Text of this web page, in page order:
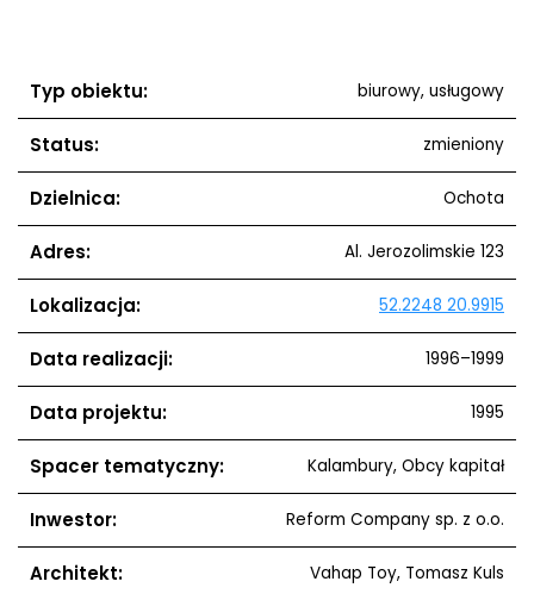
Typ obiektu: biurowy, usługowy
Status: zmieniony
Dzielnica: Ochota
Adres: Al. Jerozolimskie 123
Lokalizacja: 52.2248 20.9915
Data realizacji: 1996–1999
Data projektu: 1995
Spacer tematyczny: Kalambury, Obcy kapitał
Inwestor: Reform Company sp. z o.o.
Architekt: Vahap Toy, Tomasz Kuls